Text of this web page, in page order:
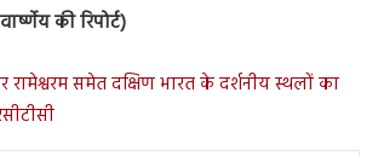
की रिपोर्ट)
रामेश्वरम समेत दक्षिण भारत के दर्शनीय स्थलों का